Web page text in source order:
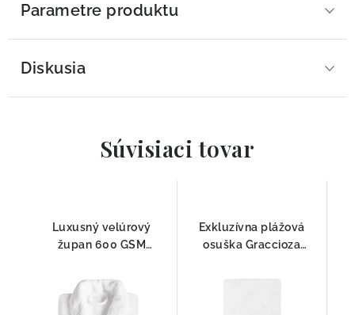
Parametre produktu
Diskusia
Súvisiaci tovar
Luxusný velúrový
župan 600 GSM
100 % česaná bavlna
Exkluzívna plážová
osuška Graccioza
Egyptská bavlna GIZA